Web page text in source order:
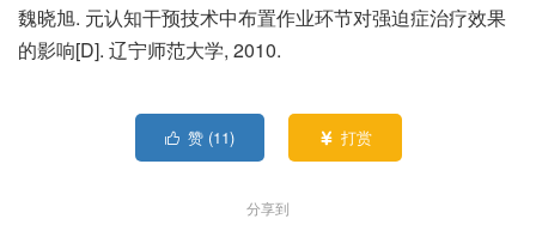
魏晓旭. 元认知干预技术中布置作业环节对强迫症治疗效果
的影响[D]. 辽宁师范大学, 2010.
 赞 (11)  打赏
分享到